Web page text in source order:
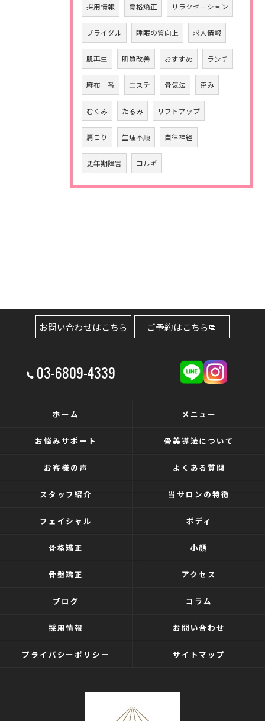
採用情報 骨格矯正 リラクゼーション
ブライダル 睡眠の質向上 求人情報
肌再生 肌質改善 おすすめ ランチ
麻布十番 エステ 骨気法 歪み
むくみ たるみ リフトアップ
肩こり 生理不順 自律神経
更年期障害 コルギ
03-6809-4339
お問い合わせはこちら ご予約はこちら
ホーム メニュー
お悩みサポート 骨美導法について
お客様の声 よくある質問
スタッフ紹介 当サロンの特徴
フェイシャル ボディ
骨格矯正 小顔
骨盤矯正 アクセス
ブログ コラム
採用情報 お問い合わせ
プライバシーポリシー サイトマップ